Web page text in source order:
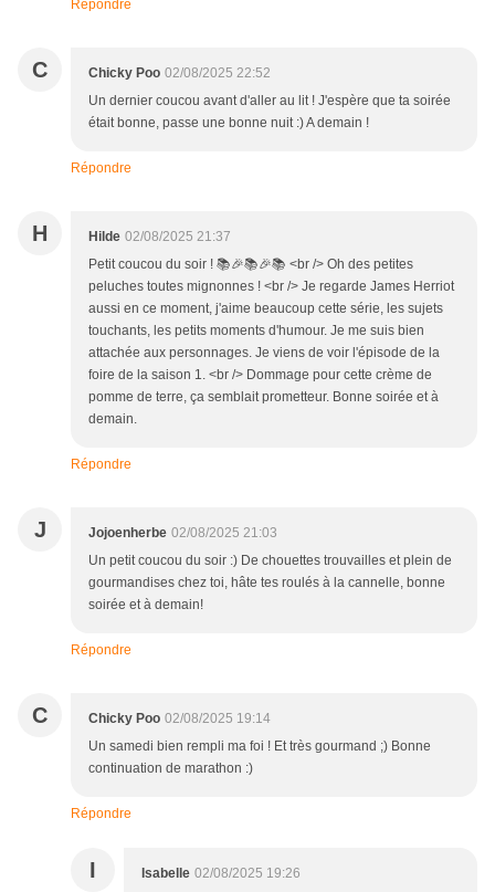
Répondre
C Chicky Poo 02/08/2025 22:52
Un dernier coucou avant d'aller au lit ! J'espère que ta soirée
était bonne, passe une bonne nuit :) A demain !
Répondre
H Hilde 02/08/2025 21:37
Petit coucou du soir ! 📚🎉📚🎉📚 <br /> Oh des petites
peluches toutes mignonnes ! <br /> Je regarde James Herriot
aussi en ce moment, j'aime beaucoup cette série, les sujets
touchants, les petits moments d'humour. Je me suis bien
attachée aux personnages. Je viens de voir l'épisode de la
foire de la saison 1. <br /> Dommage pour cette crème de
pomme de terre, ça semblait prometteur. Bonne soirée et à
demain.
Répondre
J Jojoenherbe 02/08/2025 21:03
Un petit coucou du soir :) De chouettes trouvailles et plein de
gourmandises chez toi, hâte tes roulés à la cannelle, bonne
soirée et à demain!
Répondre
C Chicky Poo 02/08/2025 19:14
Un samedi bien rempli ma foi ! Et très gourmand ;) Bonne
continuation de marathon :)
Répondre
I Isabelle 02/08/2025 19:26